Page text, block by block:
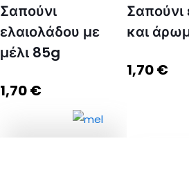
Σαπούνι
ελαιολάδου με
μέλι 85g
1,70€
Σαπούνι
και
1,70€